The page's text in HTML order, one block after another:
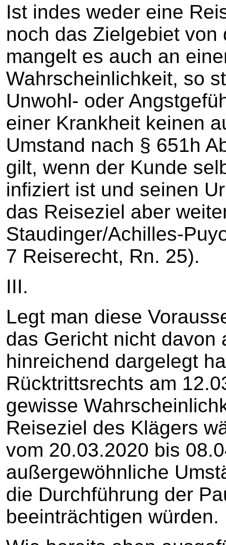
Ist indes weder eine
noch das Zielgebiet
mangelt es auch an
Wahrscheinlichkeit, so
Unwohl- oder
einer Krankheit keinen
Umstand nach § 651h
gilt, wenn der Kunde
infiziert ist und seinen
das Reiseziel aber
Staudinger/Achilles-
7 Reiserecht, Rn. 25).
III.
Legt man diese
das Gericht nicht davon
hinreichend dargelegt
Rücktrittsrechts am
gewisse
Reiseziel des Klägers
vom 20.03.2020 bis
außergewöhnliche
die Durchführung der
beeinträchtigen würden.